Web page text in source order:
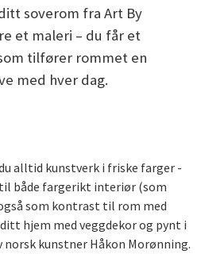
soverom fra Art By
et maleri – du får et
tilfører rommet en
med hver dag.
alltid kunstverk i friske farger -
både fargerikt interiør (som
som kontrast til rom med
hjem med veggdekor og pynt i
kunstner Håkon Morønning.